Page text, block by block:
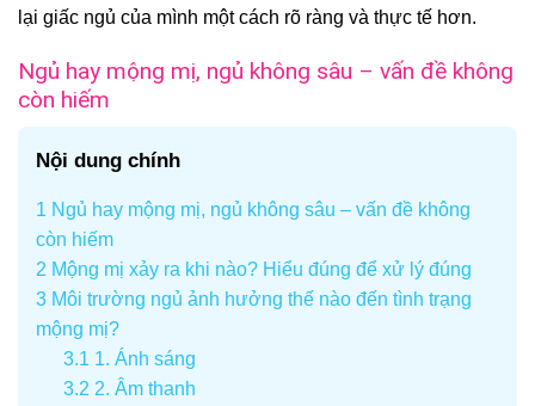
lại giấc ngủ của mình một cách rõ ràng và thực tế hơn.
Ngủ hay mộng mị, ngủ không sâu – vấn đề không
còn hiếm
Nội dung chính
1 Ngủ hay mộng mị, ngủ không sâu – vấn đề không
còn hiếm
2 Mộng mị xảy ra khi nào? Hiểu đúng để xử lý đúng
3 Môi trường ngủ ảnh hưởng thế nào đến tình trạng
mộng mị?
3.1 1. Ánh sáng
3.2 2. Âm thanh